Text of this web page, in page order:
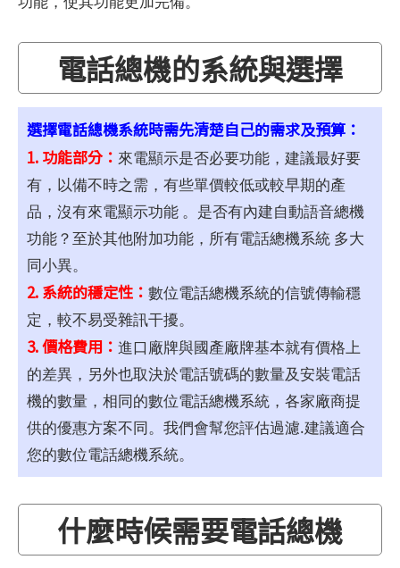
電話總機的系統與選擇
選擇電話總機系統時需先清楚自己的需求及預算：
1. 功能部分： 來電顯示是否必要功能，建議最好要
有，以備不時之需，有些單價較低或較早期的產
品，沒有來電顯示功能 。是否有內建自動語音總機
功能？至於其他附加功能，所有電話總機系統 多大
同小異。
2. 系統的穩定性： 數位電話總機系統的信號傳輸穩
定，較不易受雜訊干擾。
3. 價格費用： 進口廠牌與國產廠牌基本就有價格上
的差異，另外也取決於電話號碼的數量及安裝電話
機的數量，相同的數位電話總機系統，各家廠商提
供的優惠方案不同。我們會幫您評估過濾.建議適合
您的數位電話總機系統。
什麼時候需要電話總機